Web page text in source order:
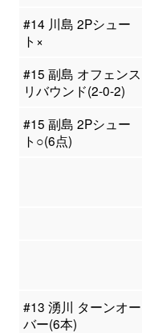
#14 川島 2Pシュー
ト×
#15 副島 オフェンス
リバウンド(2-0-2)
#15 副島 2Pシュー
ト○(6点)
#13 湧川 ターンオー
バー(6本)